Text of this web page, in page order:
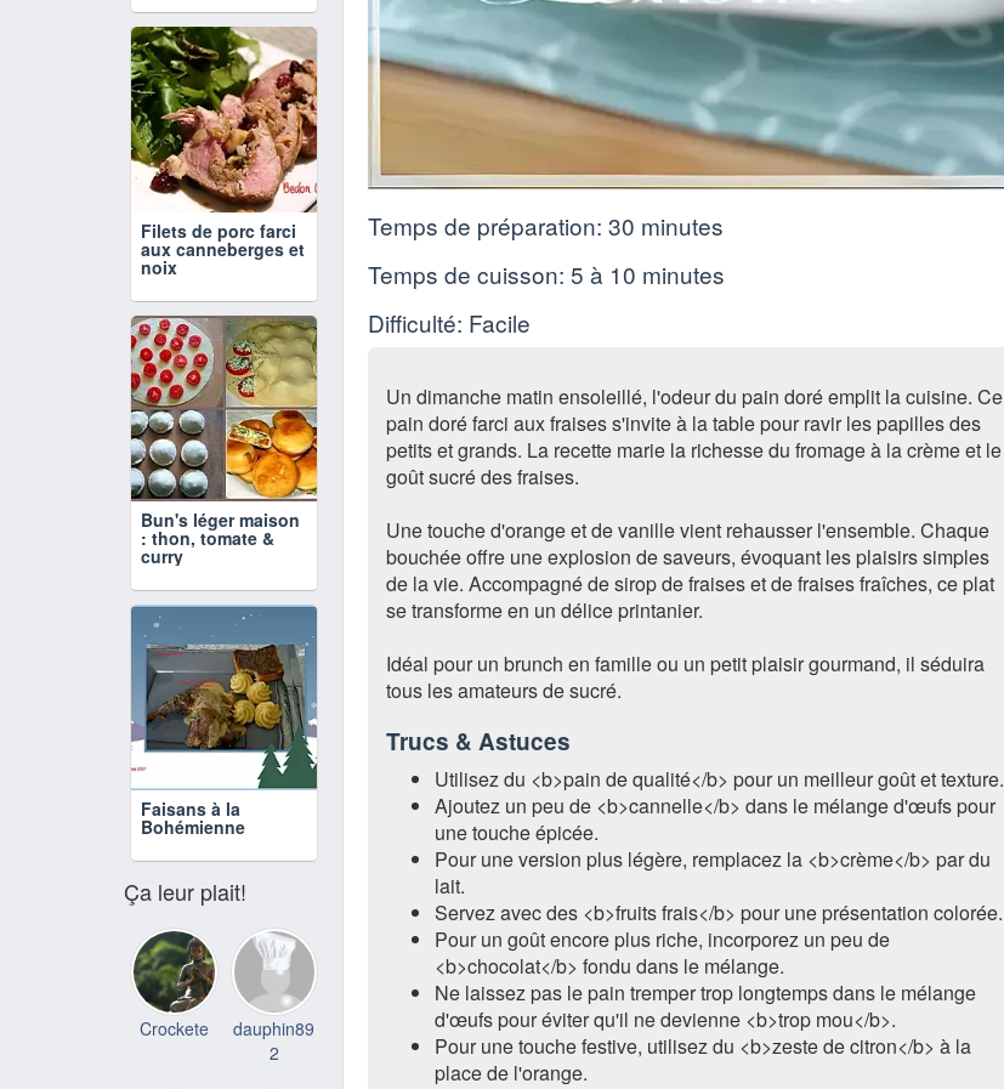
Temps de préparation: 30 minutes
Temps de cuisson: 5 à 10 minutes
Difficulté: Facile
Un dimanche matin ensoleillé, l'odeur du pain doré emplit la cuisine. Ce
pain doré farci aux fraises s'invite à la table pour ravir les papilles des
petits et grands. La recette marie la richesse du fromage à la crème et le
goût sucré des fraises.
Une touche d'orange et de vanille vient rehausser l'ensemble. Chaque
bouchée offre une explosion de saveurs, évoquant les plaisirs simples
de la vie. Accompagné de sirop de fraises et de fraises fraîches, ce plat
se transforme en un délice printanier.
Idéal pour un brunch en famille ou un petit plaisir gourmand, il séduira
tous les amateurs de sucré.
Trucs & Astuces
Utilisez du <b>pain de qualité</b> pour un meilleur goût et texture.
Ajoutez un peu de <b>cannelle</b> dans le mélange d'œufs pour
une touche épicée.
Pour une version plus légère, remplacez la <b>crème</b> par du
lait.
Servez avec des <b>fruits frais</b> pour une présentation colorée.
Pour un goût encore plus riche, incorporez un peu de
<b>chocolat</b> fondu dans le mélange.
Ne laissez pas le pain tremper trop longtemps dans le mélange
d'œufs pour éviter qu'il ne devienne <b>trop mou</b>.
Pour une touche festive, utilisez du <b>zeste de citron</b> à la
place de l'orange.
Filets de porc farci
aux canneberges et
noix
Bun's léger maison
: thon, tomate &
curry
Faisans à la
Bohémienne
Ça leur plait!
Crockete
dauphin89
2